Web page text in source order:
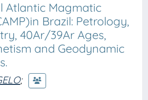
Atlantic Magmatic
Brazil: Petrology,
40Ar/39Ar Ages,
and Geodynamic
;